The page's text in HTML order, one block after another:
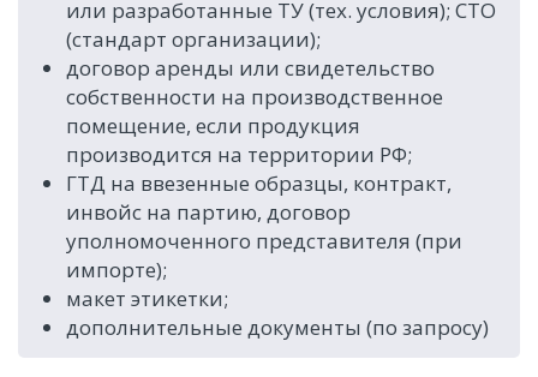
или разработанные ТУ (тех. условия); СТО
(стандарт организации);
договор аренды или свидетельство
собственности на производственное
помещение, если продукция
производится на территории РФ;
ГТД на ввезенные образцы, контракт,
инвойс на партию, договор
уполномоченного представителя (при
импорте);
макет этикетки;
дополнительные документы (по запросу)